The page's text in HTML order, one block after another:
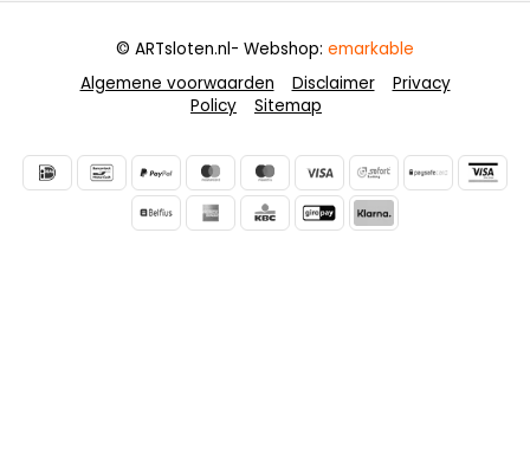
Algemene voorwaarden Disclaimer
Privacy
Policy
Sitemap
© ARTsloten.nl- Webshop: emarkable